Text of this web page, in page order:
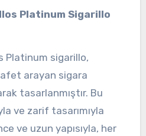
Platinum sigarillo,
arayan sigara
tasarlanmıştır. Bu
ve zarif tasarımıyla
ve uzun yapısıyla, her